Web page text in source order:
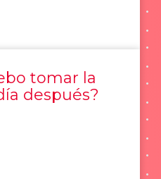
tomar la
después?